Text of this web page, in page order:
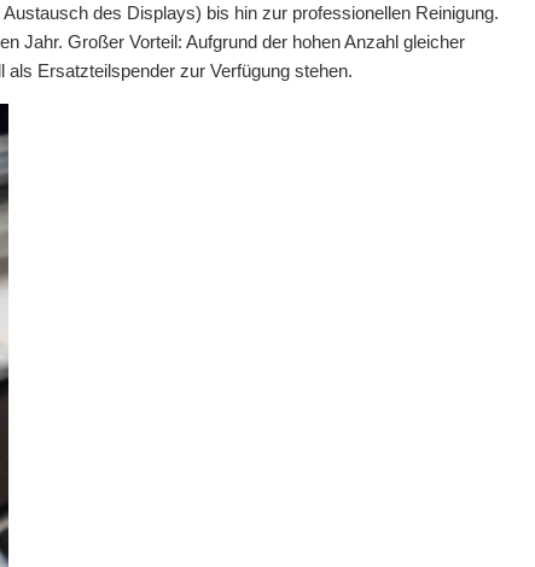
des Displays) bis hin zur professionellen Reinigung.
Jahr. Großer Vorteil: Aufgrund der hohen Anzahl gleicher
Ersatzteilspender zur Verfügung stehen.